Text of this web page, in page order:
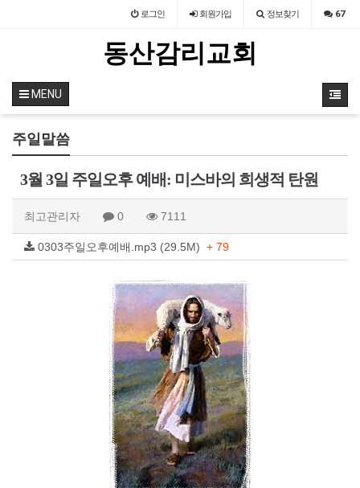
로그인 회원가입 정보찾기 67
동산감리교회
MENU
주일말씀
3월 3일 주일오후 예배: 미스바의 희생적 탄원
최고관리자 0 7111
0303주일오후예배.mp3 (29.5M) + 79